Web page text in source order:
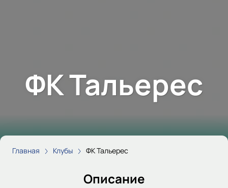
ФК Тальерес
Главная Клубы ФК Тальерес
Описание